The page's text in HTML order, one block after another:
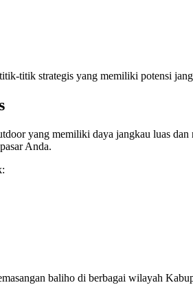
titik strategis yang memiliki potensi
yang memiliki daya jangkau luas
Anda.
baliho di berbagai wilayah